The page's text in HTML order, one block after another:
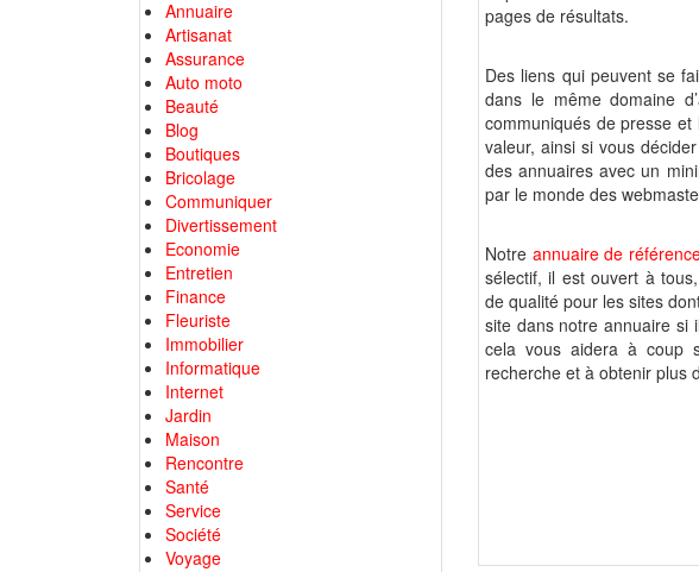
Annuaire
Artisanat
Assurance
Auto moto
Beauté
Blog
Boutiques
Bricolage
Communiquer
Divertissement
Economie
Entretien
Finance
Fleuriste
Immobilier
Informatique
Internet
Jardin
Maison
Rencontre
Santé
Service
Société
Voyage
pages de résultats.
Des liens qui peuvent se
dans le même domaine
communiqués de presse
valeur, ainsi si vous
des annuaires avec un
par le monde des
Notre annuaire de
sélectif, il est ouvert à
de qualité pour les sites
site dans notre annuaire si
cela vous aidera à coup
recherche et à obtenir plus